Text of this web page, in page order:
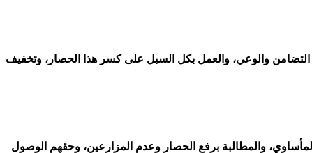
والوعي، والعمل بكل السبل على كسر هذا الحصار، وتخفيف
والمطالبة برفع الحصار وعدم المزارعين، وحقهم الوصول